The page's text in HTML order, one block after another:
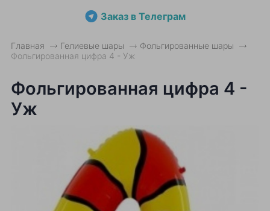
Заказ в Телеграм
Главная Гелиевые шары
Фольгированные шары
Фольгированная цифра 4 - Уж
Фольгированная цифра 4 -
Уж